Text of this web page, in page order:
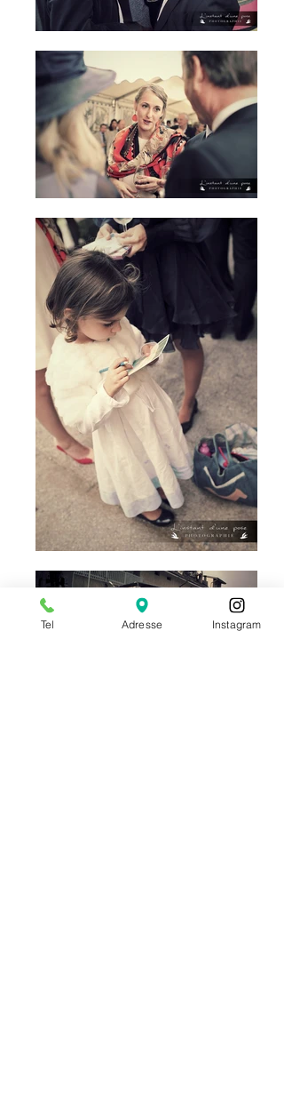
Tel Adresse Instagram